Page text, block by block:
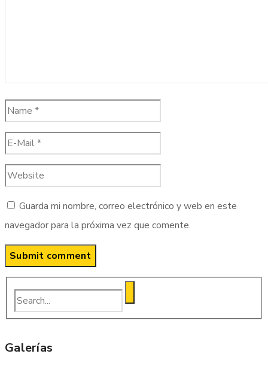
Guarda mi nombre, correo electrónico y web en este
navegador para la próxima vez que comente.
Galerías